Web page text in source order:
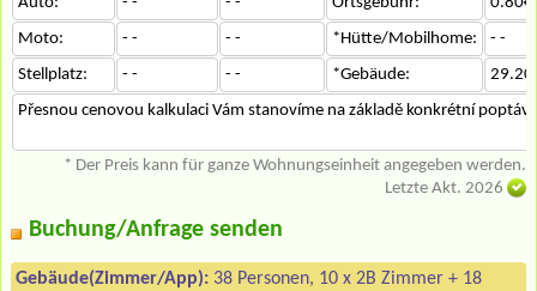
Moto:
- - - - *Hütte/Mobilhome:
- -
Stellplatz:
- - - - *Gebäude:
Přesnou cenovou kalkulaci Vám stanovíme na základě konkrétní
* Der Preis kann für ganze Wohnungseinheit angegeben werden.
Letzte Akt. 2026
Buchung/Anfrage senden
Gebäude(Zimmer/App): 38 Personen, 10 x 2B Zimmer + 18